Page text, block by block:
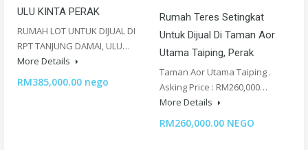
ULU KINTA PERAK
RUMAH LOT UNTUK DIJUAL DI
RPT TANJUNG DAMAI, ULU…
More Details
RM385,000.00 nego
Rumah Teres Setingkat
Untuk Dijual Di Taman Aor
Utama Taiping, Perak
Taman Aor Utama Taiping .
Asking Price : RM260,000…
More Details
RM260,000.00 NEGO